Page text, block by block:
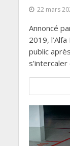
22 mars
Annoncé
2019,
public